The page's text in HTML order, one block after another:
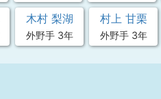
木村 梨湖
外野手 3年
村上 甘栗
外野手 3年